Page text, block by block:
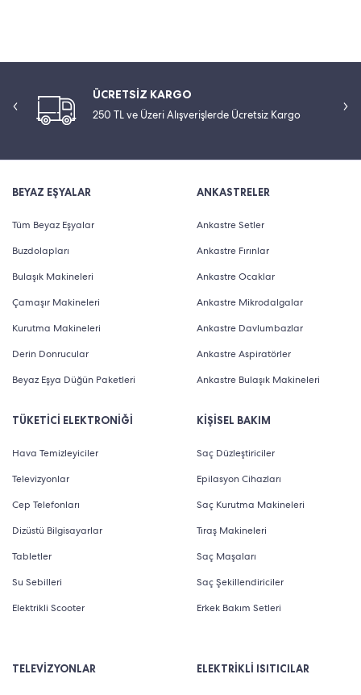
ÜCRETSİZ KARGO
250 TL ve Üzeri Alışverişlerde Ücretsiz Kargo
BEYAZ EŞYALAR
Tüm Beyaz Eşyalar
Buzdolapları
Bulaşık Makineleri
Çamaşır Makineleri
Kurutma Makineleri
Derin Donrucular
Beyaz Eşya Düğün Paketleri
TÜKETİCİ ELEKTRONİĞİ
Hava Temizleyiciler
Televizyonlar
Cep Telefonları
Dizüstü Bilgisayarlar
Tabletler
Su Sebilleri
Elektrikli Scooter
ANKASTRELER
Ankastre Setler
Ankastre Fırınlar
Ankastre Ocaklar
Ankastre Mikrodalgalar
Ankastre Davlumbazlar
Ankastre Aspiratörler
Ankastre Bulaşık Makineleri
KİŞİSEL BAKIM
Saç Düzleştiriciler
Epilasyon Cihazları
Saç Kurutma Makineleri
Tıraş Makineleri
Saç Maşaları
Saç Şekillendiriciler
Erkek Bakım Setleri
TELEVİZYONLAR ELEKTRİKLİ ISITICILAR